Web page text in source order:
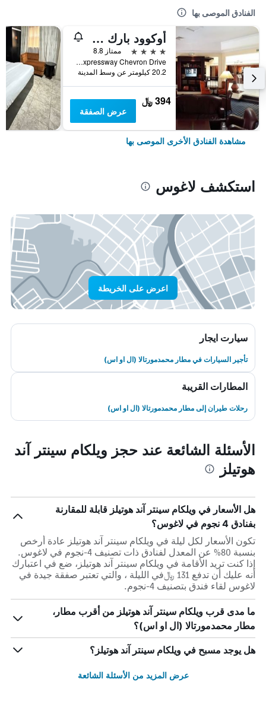
الفنادق الموصى بها
أوكوود بارك هوتل ليكي
4 نجوم
ممتاز 8.8
Lekki Expressway Chevron Drive, لاغوس, نيجيريا
20.2 كيلومتر عن وسط المدينة
394 ﷼
عرض الصفقة
مشاهدة الفنادق الأخرى الموصى بها
استكشف لاغوس
اعرض على الخريطة
سيارت ايجار
تأجير السيارات في مطار محمدمورتالا (ال او اس)
المطارات القريبة
رحلات طيران إلى مطار محمدمورتالا (ال او اس)
الأسئلة الشائعة عند حجز ويلكام سينتر آند
هوتيلز
هل الأسعار في ويلكام سينتر آند هوتيلز قابلة للمقارنة
بفنادق 4 نجوم في لاغوس؟
تكون الأسعار لكل ليلة في ويلكام سينتر آند هوتيلز عادة أرخص
بنسبة 80% عن المعدل لفنادق ذات تصنيف 4-نجوم في لاغوس.
إذا كنت تريد الأقامة في ويلكام سينتر آند هوتيلز، ضع في اعتبارك
أنه عليك أن تدفع 131 ﷼في الليلة ، والتي تعتبر صفقة جيدة في
لاغوس لقاء فندق بتصنيف 4-نجوم.
ما مدى قرب ويلكام سينتر آند هوتيلز من أقرب مطار،
مطار محمدمورتالا (ال او اس)؟
هل يوجد مسبح في ويلكام سينتر آند هوتيلز؟
عرض المزيد من الأسئلة الشائعة